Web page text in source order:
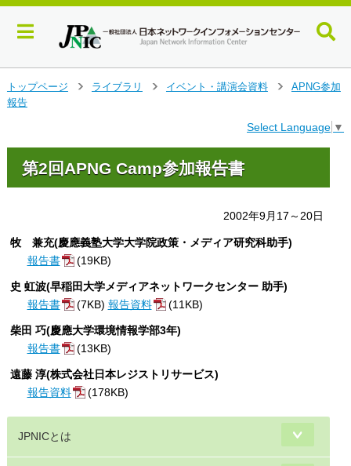
イ
ン
トップページ
ライブラリ
イベント・講演会資料
APNG参加
報告
Select Language ▼
第2回APNG Camp参加報告書
2002年9月17～20日
牧 兼充(慶應義塾大学大学院政策・メディア研究科助手)
報告書
(19KB)
史 虹波(早稲田大学メディアネットワークセンター 助手)
報告書
(7KB) 報告資料 (11KB)
柴田 巧(慶應大学環境情報学部3年)
報告書
(13KB)
遠藤 淳(株式会社日本レジストリサービス)
報告資料
(178KB)
JPNICとは